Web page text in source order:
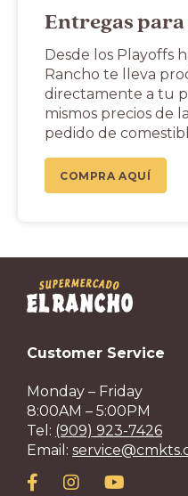
Entregas para
Desde los Playoffs
Rancho te lleva
directamente a tu
mismos precios de
pedido de
COMPRA AQUÍ
Customer Service
Monday – Friday
8:00AM – 5:00PM
Tel: (909) 923-7426
Email: